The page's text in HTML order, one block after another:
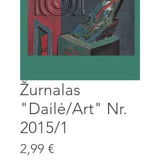
Žurnalas
"Dailė/Art" Nr.
2015/1
2,99 €Price